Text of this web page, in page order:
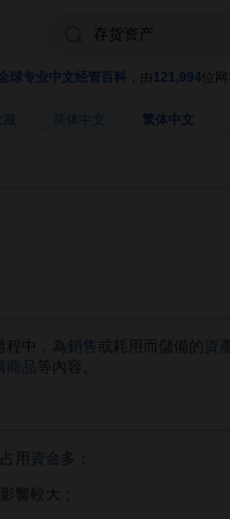
球专业中文经管百科 121,994 位
藏 繁体中文
過程中，為銷售 或耗用而儲備的 資產
商品 等內容。
用 資金 多；
響較大；